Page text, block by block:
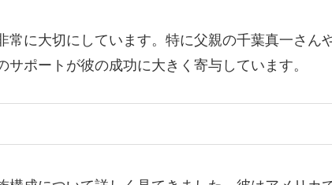
常に大切にしています。特に父親の千葉真一さ
ポートが彼の成功に大きく寄与しています。